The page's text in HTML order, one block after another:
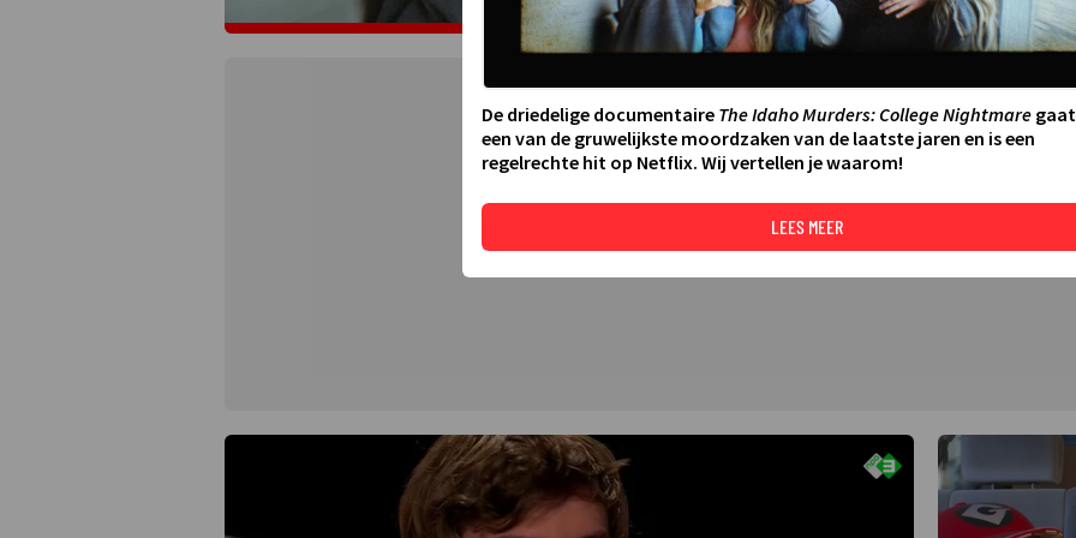
De driedelige documentaire The Idaho Murders: College Nightmaregaat
een van de gruwelijkste moordzaken van de laatste jaren en is een
regelrechte hit op Netflix. Wij vertellen je waarom!
LEES MEER